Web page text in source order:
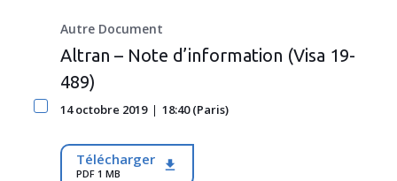
Autre Document
Altran – Note d’information (Visa 19-
489)
14 octobre 2019 18:40 (Paris)
Télécharger
PDF 1 MB